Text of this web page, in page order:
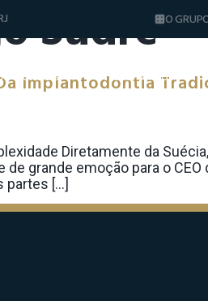
O
Tratamentos
Sudre
Implantodontia
Diretamente da
grande emoção para o CEO
partes […]